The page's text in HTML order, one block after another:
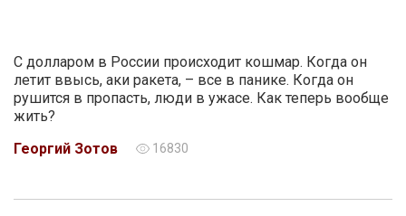
С долларом в России происходит кошмар. Когда он
летит ввысь, аки ракета, – все в панике. Когда он
рушится в пропасть, люди в ужасе. Как теперь вообще
жить?
Георгий Зотов
16830